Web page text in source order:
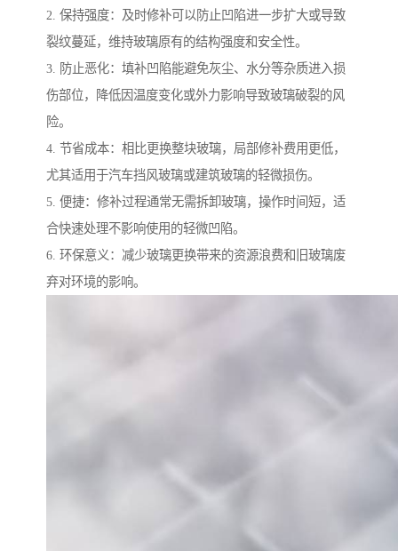
2. 保持强度：及时修补可以防止凹陷进一步扩大或导致
裂纹蔓延，维持玻璃原有的结构强度和安全性。
3. 防止恶化：填补凹陷能避免灰尘、水分等杂质进入损
伤部位，降低因温度变化或外力影响导致玻璃破裂的风
险。
4. 节省成本：相比更换整块玻璃，局部修补费用更低，
尤其适用于汽车挡风玻璃或建筑玻璃的轻微损伤。
5. 便捷：修补过程通常无需拆卸玻璃，操作时间短，适
合快速处理不影响使用的轻微凹陷。
6. 环保意义：减少玻璃更换带来的资源浪费和旧玻璃废
弃对环境的影响。